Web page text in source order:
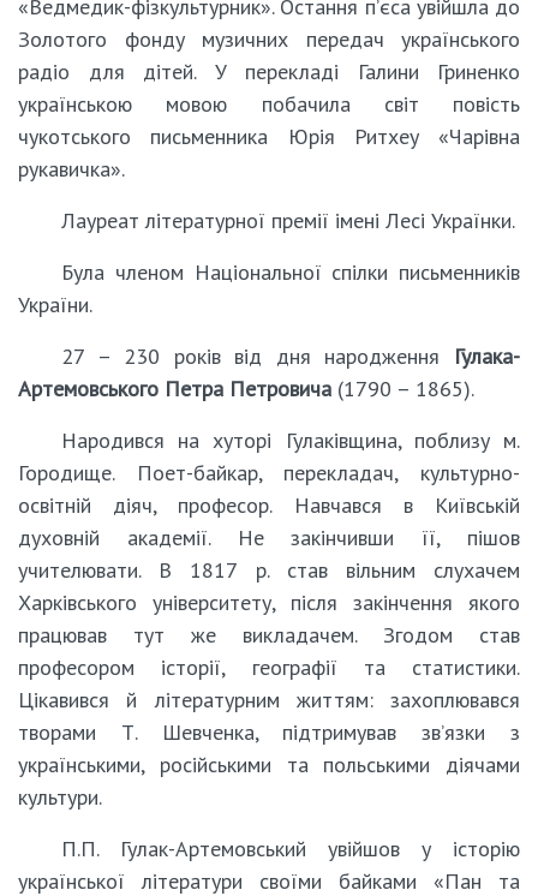
«Ведмедик-фізкультурник». Остання п’єса увійшла до
Золотого фонду музичних передач українського
радіо для дітей. У перекладі Галини Гриненко
українською мовою побачила світ повість
чукотського письменника Юрія Ритхеу «Чарівна
рукавичка».
Лауреат літературної премії імені Лесі Українки.
Була членом Національної спілки письменників
України.
27 – 230 років від дня народження Гулака-
Артемовського Петра Петровича (1790 – 1865).
Народився на хуторі Гулаківщина, поблизу м.
Городище. Поет-байкар, перекладач, культурно-
освітній діяч, професор. Навчався в Київській
духовній академії. Не закінчивши її, пішов
учителювати. В 1817 р. став вільним слухачем
Харківського університету, після закінчення якого
працював тут же викладачем. Згодом став
професором історії, географії та статистики.
Цікавився й літературним життям: захоплювався
творами Т. Шевченка, підтримував зв’язки з
українськими, російськими та польськими діячами
культури.
П.П. Гулак-Артемовський увійшов у історію
української літератури своїми байками «Пан та